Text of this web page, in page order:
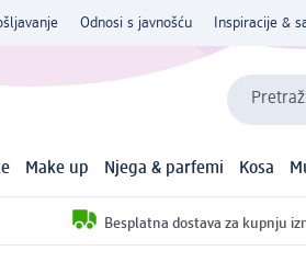
Odnosi s javnošću Inspiracije &
Make up Njega & parfemi Kosa
Besplatna dostava za kupnju